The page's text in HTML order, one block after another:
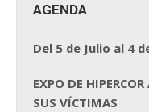
AGENDA
Del 5 de Julio al 4
EXPO DE
SUS VÍCTIMAS